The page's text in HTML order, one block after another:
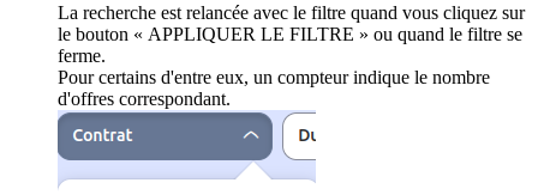
La recherche est relancée avec le filtre quand vous cliquez sur
le bouton « APPLIQUER LE FILTRE » ou quand le filtre se
ferme.
Pour certains d'entre eux, un compteur indique le nombre
d'offres correspondant.